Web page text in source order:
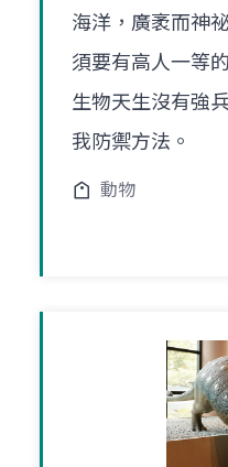
海洋，廣袤而神
須要有高人一等
生物天生沒有強
我防禦方法。
動物